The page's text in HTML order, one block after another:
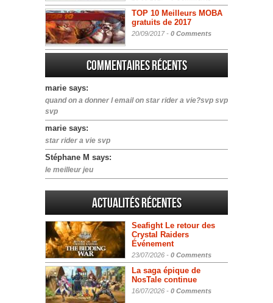
TOP 10 Meilleurs MOBA
gratuits de 2017
20/09/2017 - 0 Comments
Commentaires récents
marie says:
quand on a donner l email on star rider a vie?svp svp
svp
marie says:
star rider a vie svp
Stéphane M says:
le meilleur jeu
Actualités Récentes
Seafight Le retour des
Crystal Raiders
Événement
23/07/2026 - 0 Comments
La saga épique de
NosTale continue
16/07/2026 - 0 Comments